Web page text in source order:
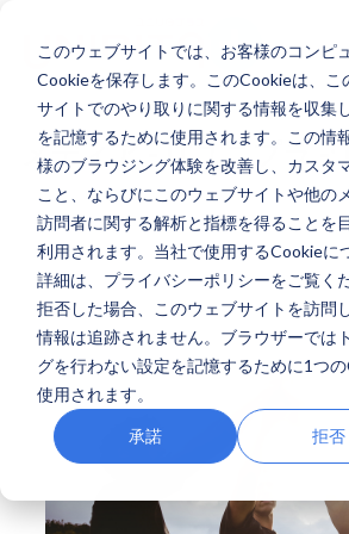
このウェブサイトでは、お客様のコンピ
Cookieを保存します。このCookieは、こ
サイトでのやり取りに関する情報を収集
を記憶するために使用されます。この情
様のブラウジング体験を改善し、カスタ
こと、ならびにこのウェブサイトや他の
訪問者に関する解析と指標を得ることを
利用されます。当社で使用するCookieに
詳細は、プライバシーポリシーをご覧くだ
拒否した場合、このウェブサイトを訪問
情報は追跡されません。ブラウザーでは
グを行わない設定を記憶するために1つ
使用されます。
承諾 拒否
メディア - ITユニプラ -: